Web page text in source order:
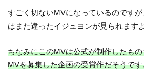
すごく切ないMVになっているのです
はまた違ったイジュヨンが見られますよ
ちなみにこのMVは公式が制作したも
MVを募集した企画の受賞作だそうです